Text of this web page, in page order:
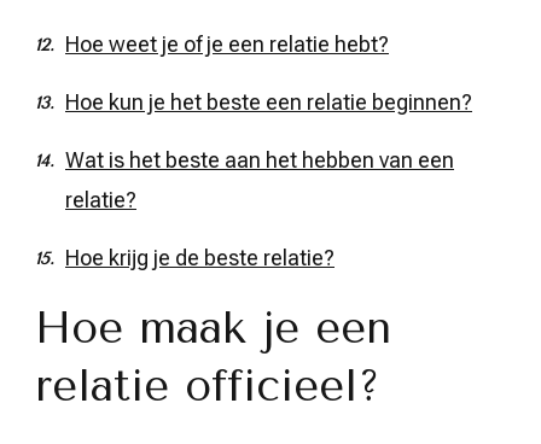
Hoe weet je of je een relatie hebt?
Hoe kun je het beste een relatie beginnen?
Wat is het beste aan het hebben van een
relatie?
Hoe krijg je de beste relatie?
Hoe maak je een
relatie officieel?